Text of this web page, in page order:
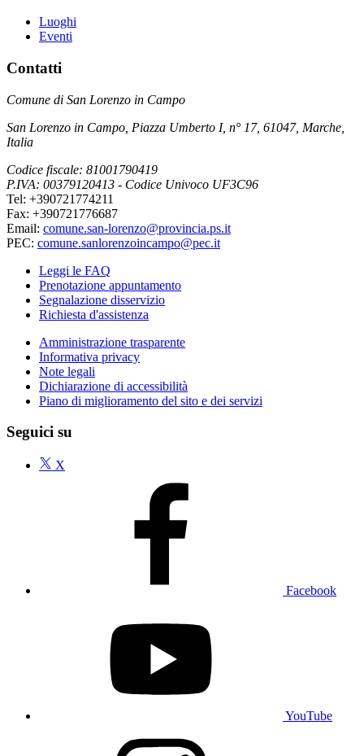
Luoghi
Eventi
Contatti
Comune di San Lorenzo in Campo
San Lorenzo in Campo, Piazza Umberto I, n° 17, 61047, Marche,
Italia
Codice fiscale: 81001790419
P.IVA: 00379120413 - Codice Univoco UF3C96
Tel: +390721774211
Fax: +390721776687
Email: comune.san-lorenzo@provincia.ps.it
PEC: comune.sanlorenzoincampo@pec.it
Leggi le FAQ
Prenotazione appuntamento
Segnalazione disservizio
Richiesta d'assistenza
Amministrazione trasparente
Informativa privacy
Note legali
Dichiarazione di accessibilità
Piano di miglioramento del sito e dei servizi
Seguici su
X
Facebook
YouTube